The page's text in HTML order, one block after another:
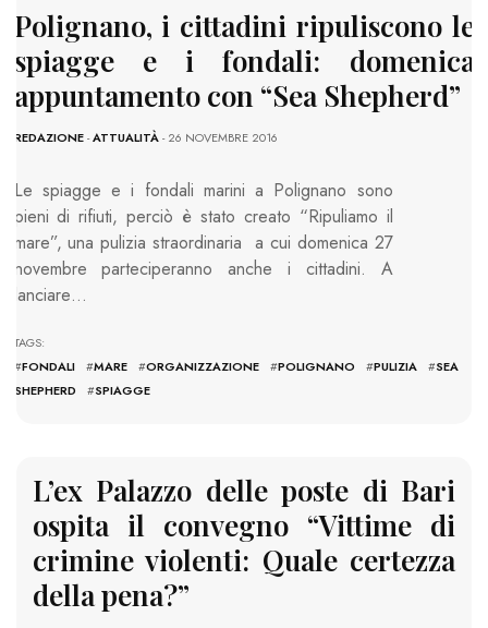
Polignano, i cittadini ripuliscono le
spiagge e i fondali: domenica
appuntamento con “Sea Shepherd”
REDAZIONE-ATTUALITÀ- 26 NOVEMBRE 2016
Le spiagge e i fondali marini a Polignano sono
pieni di rifiuti, perciò è stato creato “Ripuliamo il
mare”, una pulizia straordinaria a cui domenica 27
novembre parteciperanno anche i cittadini. A
lanciare…
TAGS:
#FONDALI #MARE #ORGANIZZAZIONE #POLIGNANO #PULIZIA #SEA
SHEPHERD
#SPIAGGE
L’ex Palazzo delle poste di Bari
ospita il convegno “Vittime di
crimine violenti: Quale certezza
della pena?”